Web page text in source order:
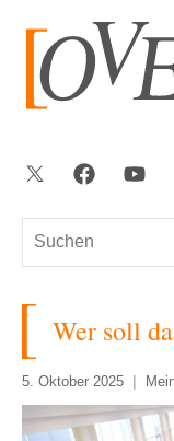
springen
Suchen
Twitter Facebook
Wer soll
5. Oktober 2025